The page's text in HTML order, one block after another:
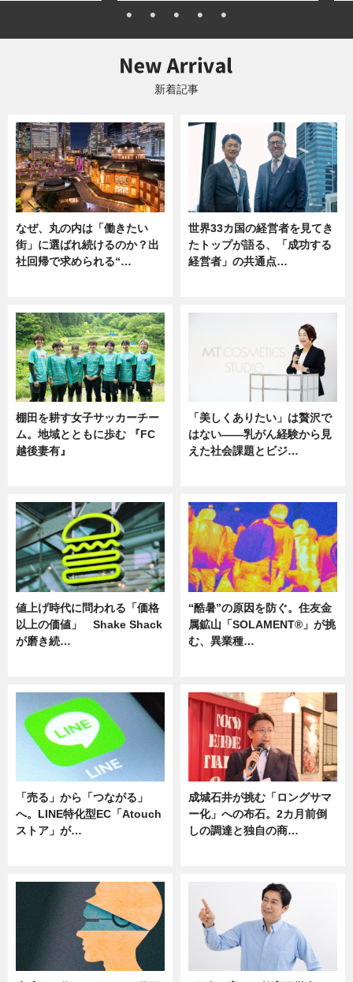
新着記事
なぜ、丸の内は「働きたい
街」に選ばれ続けるのか？出
社回帰で求められる“…
世界33カ国の経営者を見てき
たトップが語る、「成功する
経営者」の共通点…
棚田を耕す女子サッカーチー
ム。地域とともに歩む 『FC
越後妻有』
「美しくありたい」は贅沢で
はない――乳がん経験から見
えた社会課題とビジ…
値上げ時代に問われる「価格
以上の価値」 Shake Shack
が磨き続…
“酷暑”の原因を防ぐ。住友金
属鉱山「SOLAMENT®」が挑
む、異業種…
「売る」から「つながる」
へ。LINE特化型EC「Atouch
ストア」が…
成城石井が挑む「ロングサマ
ー化」への布石。2カ月前倒
しの調達と独自の商…